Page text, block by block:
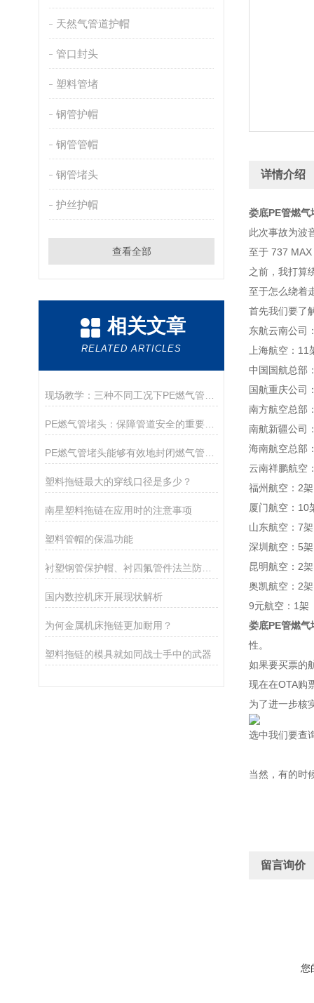
天然气管道护帽
管口封头
塑料管堵
钢管护帽
钢管管帽
钢管堵头
护丝护帽
查看全部
相关文章
RELATED ARTICLES
PE燃气管堵头：保障管道安全的重要组成部分
塑料拖链最大的穿线口径是多少？
南星塑料拖链在应用时的注意事项
塑料管帽的保温功能
衬塑钢管保护帽、衬四氟管件法兰防护帽
国内数控机床开展现状解析
为何金属机床拖链更加耐用？
塑料拖链的模具就如同战士手中的武器
详情介绍
娄底PE管燃气
此次事故为波
至于 737
之前，我打算
至于怎么绕着
首先我们要了
东航云南公司
上海航空：11
中国国航总部
国航重庆公司
南方航空总部
南航新疆公司
海南航空总部
云南祥鹏航空
福州航空：2架
厦门航空：10
山东航空：7架
深圳航空：5架
昆明航空：2架
奥凯航空：2架
9元航空：1架
娄底PE管燃气
性。
如果要买票的
现在在OTA购
为了进一步核
选中我们要查
当然，有的时
留言询价
您